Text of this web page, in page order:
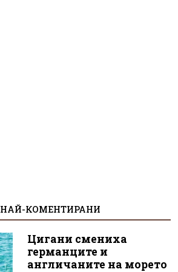
НАЙ-КОМЕНТИРАНИ
Цигани смениха
германците и
англичаните на морето